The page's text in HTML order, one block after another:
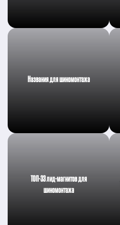
Названия для шиномонтажа
ТОП-33 лид-магнитов для
шиномонтажа